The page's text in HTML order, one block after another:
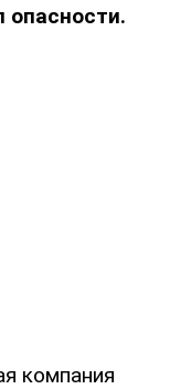
опасности.
компания